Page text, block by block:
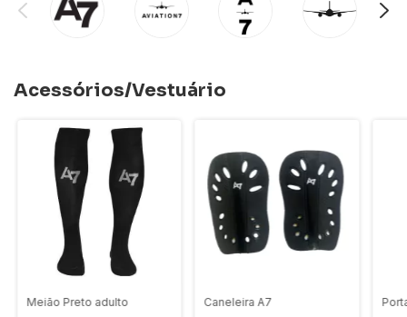
Acessórios/Vestuário
Meião Preto adulto Caneleira A7